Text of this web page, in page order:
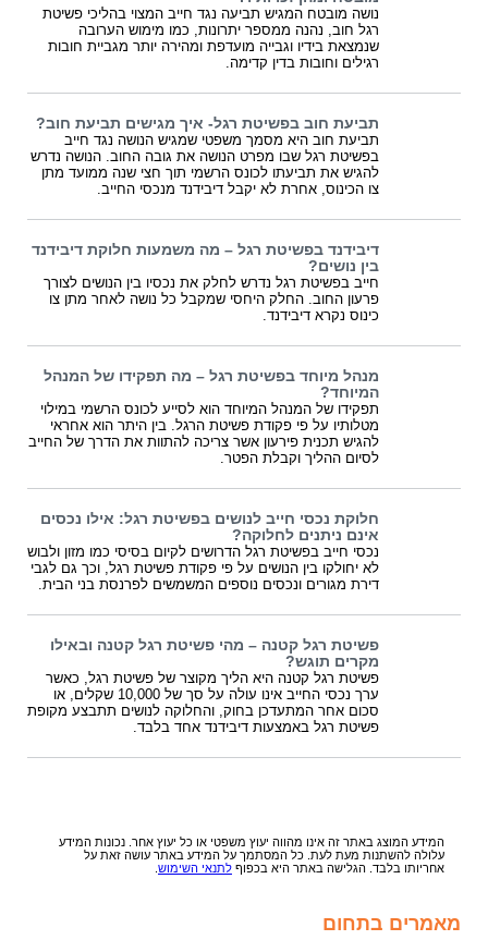
נושה מובטח המגיש תביעה נגד חייב המצוי בהליכי פשיטת
רגל חוב, נהנה ממספר יתרונות, כמו מימוש הערובה
שנמצאת בידיו וגבייה מועדפת ומהירה יותר מגביית חובות
רגילים וחובות בדין קדימה.
תביעת חוב בפשיטת רגל- איך מגישים תביעת חוב?
תביעת חוב היא מסמך משפטי שמגיש הנושה נגד חייב
בפשיטת רגל שבו מפרט הנושה את גובה החוב. הנושה נדרש
להגיש את תביעתו לכונס הרשמי תוך חצי שנה ממועד מתן
צו הכינוס, אחרת לא יקבל דיבידנד מנכסי החייב.
דיבידנד בפשיטת רגל – מה משמעות חלוקת דיבידנד
בין נושים?
חייב בפשיטת רגל נדרש לחלק את נכסיו בין הנושים לצורך
פרעון החוב. החלק היחסי שמקבל כל נושה לאחר מתן צו
כינוס נקרא דיבידנד.
מנהל מיוחד בפשיטת רגל – מה תפקידו של המנהל
המיוחד?
תפקידו של המנהל המיוחד הוא לסייע לכונס הרשמי במילוי
מטלותיו על פי פקודת פשיטת הרגל. בין היתר הוא אחראי
להגיש תכנית פירעון אשר צריכה להתוות את הדרך של החייב
לסיום ההליך וקבלת הפטר.
חלוקת נכסי חייב לנושים בפשיטת רגל: אילו נכסים
אינם ניתנים לחלוקה?
נכסי חייב בפשיטת רגל הדרושים לקיום בסיסי כמו מזון ולבוש
לא יחולקו בין הנושים על פי פקודת פשיטת רגל, וכך גם לגבי
דירת מגורים ונכסים נוספים המשמשים לפרנסת בני הבית.
פשיטת רגל קטנה – מהי פשיטת רגל קטנה ובאילו
מקרים תוגש?
פשיטת רגל קטנה היא הליך מקוצר של פשיטת רגל, כאשר
ערך נכסי החייב אינו עולה על סך של 10,000 שקלים, או
סכום אחר המתעדכן בחוק, והחלוקה לנושים תתבצע מקופת
פשיטת רגל באמצעות דיבידנד אחד בלבד.
המידע המוצג באתר זה אינו מהווה יעוץ משפטי או כל יעוץ אחר. נכונות המידע
עלולה להשתנות מעת לעת. כל המסתמך על המידע באתר עושה זאת על
אחריותו בלבד. הגלישה באתר היא בכפוף לתנאי השימוש
מאמרים בתחום